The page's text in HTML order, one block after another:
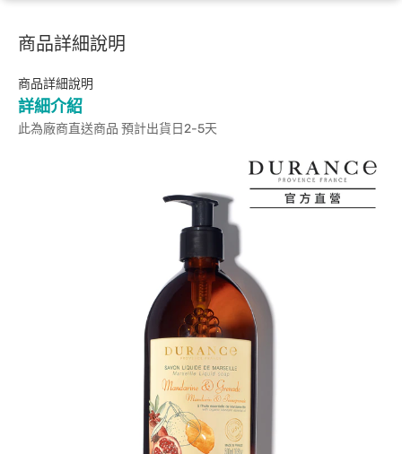
商品詳細說明
商品詳細說明
詳細介紹
此為廠商直送商品 預計出貨日2-5天